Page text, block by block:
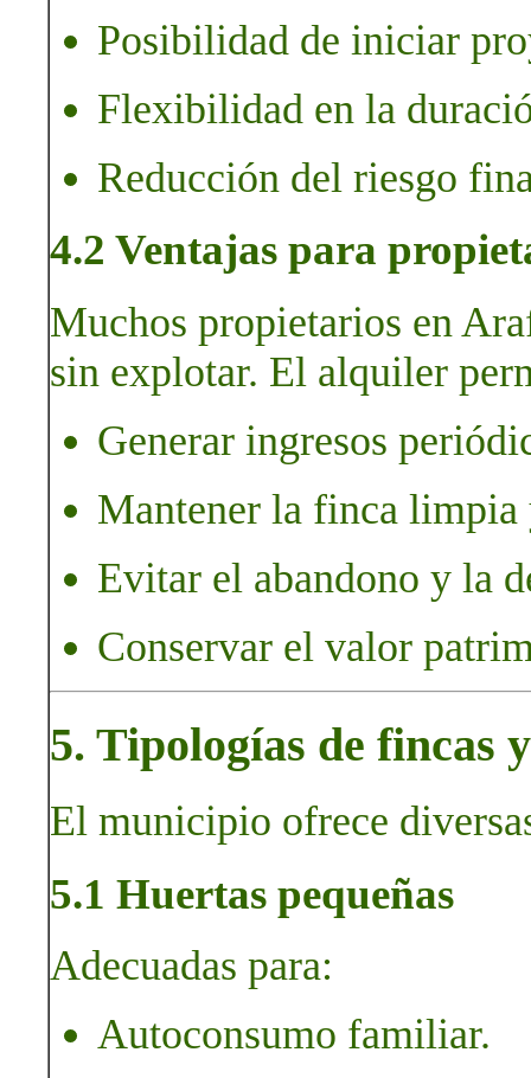
Posibilidad de iniciar
Flexibilidad en la
Reducción del riesgo
4.2 Ventajas para
Muchos propietarios en
sin explotar. El alquiler
Generar ingresos
Mantener la finca
Evitar el abandono y la
Conservar el valor
5. Tipologías de fincas
El municipio ofrece
5.1 Huertas pequeñas
Adecuadas para:
Autoconsumo familiar.